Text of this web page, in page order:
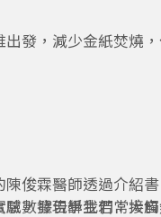
發，減少金紙焚燒，
發展。因此申請環
俊霖醫師透過介紹書
，發現學生若常接
數據告訴我們：大